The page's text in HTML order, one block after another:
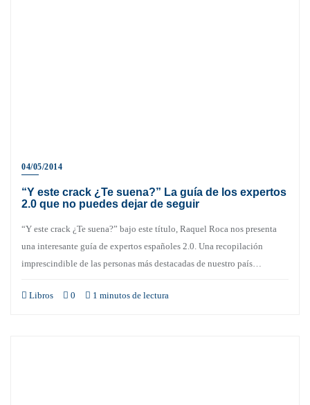
04/05/2014
“Y este crack ¿Te suena?” La guía de los expertos
2.0 que no puedes dejar de seguir
“Y este crack ¿Te suena?” bajo este título, Raquel Roca nos presenta
una interesante guía de expertos españoles 2.0. Una recopilación
imprescindible de las personas más destacadas de nuestro país…
Libros 0 1 minutos de lectura